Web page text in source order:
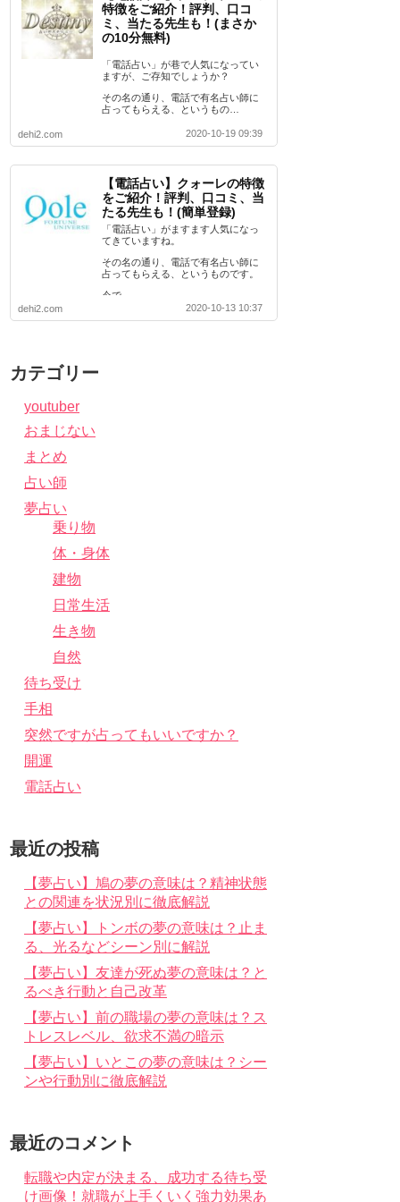
特徴をご紹介！評判、口コ
ミ、当たる先生も！(まさか
の10分無料)
「電話占い」が巷で人気になってい
ますが、ご存知でしょうか？
その名の通り、電話で有名占い師に
占ってもらえる、というもの…
dehi2.com 2020-10-19 09:39
【電話占い】クォーレの特徴
をご紹介！評判、口コミ、当
たる先生も！(簡単登録)
「電話占い」がますます人気になっ
てきていますね。
その名の通り、電話で有名占い師に
占ってもらえる、というものです。
今で…
dehi2.com
2020-10-13 10:37
カテゴリー
youtuber
おまじない
まとめ
占い師
夢占い
乗り物
体・身体
建物
日常生活
生き物
自然
待ち受け
手相
突然ですが占ってもいいですか？
開運
電話占い
最近の投稿
【夢占い】鳩の夢の意味は？精神状態
との関連を状況別に徹底解説
【夢占い】トンボの夢の意味は？止ま
る、光るなどシーン別に解説
【夢占い】友達が死ぬ夢の意味は？と
るべき行動と自己改革
【夢占い】前の職場の夢の意味は？ス
トレスレベル、欲求不満の暗示
【夢占い】いとこの夢の意味は？シー
ンや行動別に徹底解説
最近のコメント
転職や内定が決まる、成功する待ち受
け画像！就職が上手くいく強力効果あ